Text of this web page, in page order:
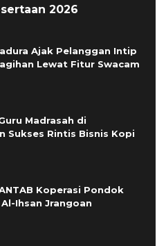
2026
Ajak Pelanggan Intip
Lewat Fitur Swacam
Madrasah di
Sukses Rintis Bisnis Kopi
Koperasi Pondok
Ihsan Jrangoan